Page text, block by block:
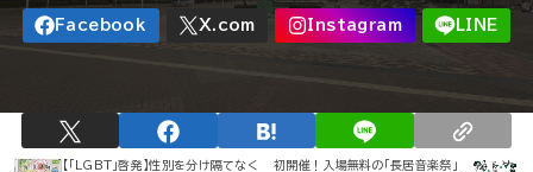
【「LGBT」啓発】性別を分け隔てなく
初開催！入場無料の「長居音楽祭」